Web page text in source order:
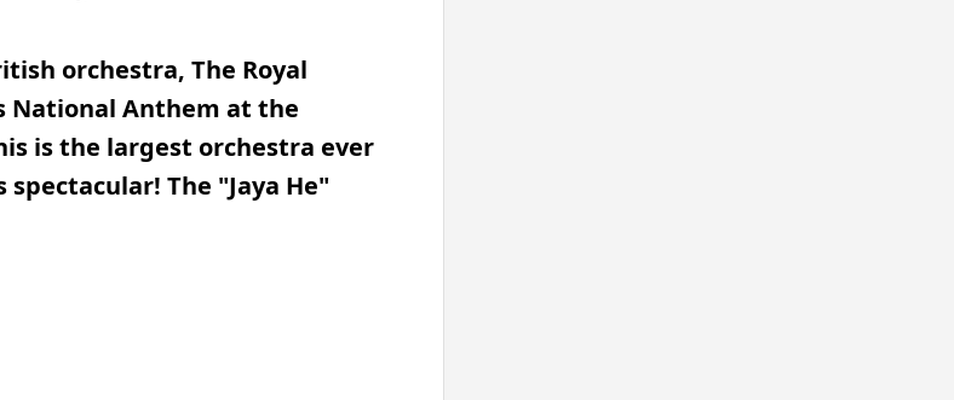
orchestra, The Royal
National Anthem at the
is the largest orchestra ever
The "Jaya He"